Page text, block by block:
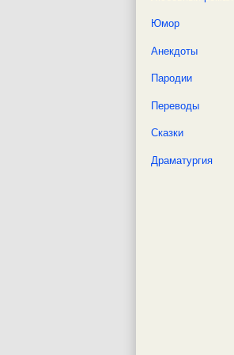
Юмор
Анекдоты
Пародии
Переводы
Сказки
Драматургия